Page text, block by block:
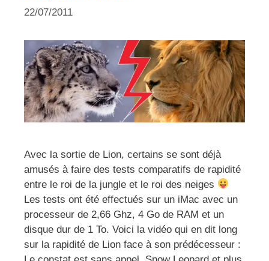
22/07/2011
Avec la sortie de Lion, certains se sont déjà
amusés à faire des tests comparatifs de rapidité
entre le roi de la jungle et le roi des neiges
Les tests ont été effectués sur un iMac avec un
processeur de 2,66 Ghz, 4 Go de RAM et un
disque dur de 1 To. Voici la vidéo qui en dit long
sur la rapidité de Lion face à son prédécesseur :